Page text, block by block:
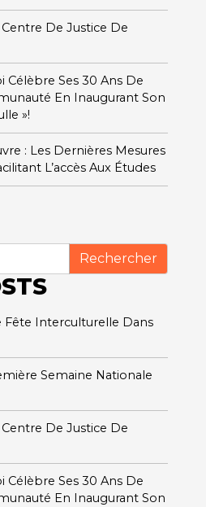
De Justice De
Ses 30 Ans De
En Inaugurant Son
»!
: Les Dernières Mesures
L’accès Aux Études
Fête Interculturelle Dans
Semaine Nationale
De Justice De
Ses 30 Ans De
En Inaugurant Son